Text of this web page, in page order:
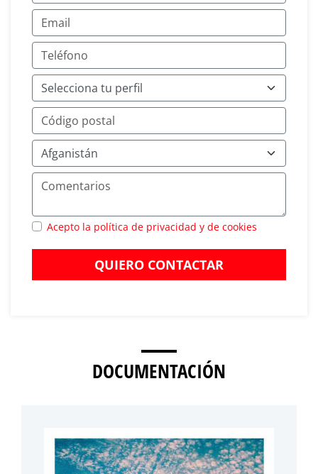
Acepto la política de privacidad y de cookies
QUIERO CONTACTAR
DOCUMENTACIÓN